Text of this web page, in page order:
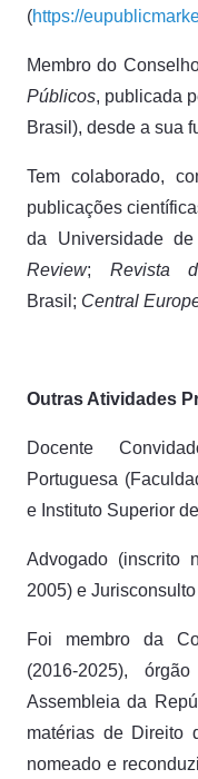
(https://
Membro do
Públicos, publicada
Brasil), desde a sua
Tem colaborado,
publicações
da Universidade
Review; Revista
Brasil; Central
Outras Atividades
Docente
Portuguesa
e Instituto Superior
Advogado (inscrito
2005) e
Foi membro da
(2016-2025),
Assembleia da
matérias de Direito
nomeado e